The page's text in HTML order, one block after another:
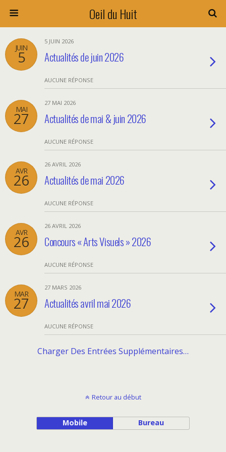
Oeil du Huit
JUIN
5
5 JUIN 2026
Actualités de juin 2026
AUCUNE RÉPONSE
MAI
27
27 MAI 2026
Actualités de mai & juin 2026
AUCUNE RÉPONSE
AVR
26
26 AVRIL 2026
Actualités de mai 2026
AUCUNE RÉPONSE
AVR
26
26 AVRIL 2026
Concours « Arts Visuels » 2026
AUCUNE RÉPONSE
MAR
27
27 MARS 2026
Actualités avril mai 2026
AUCUNE RÉPONSE
Charger Des Entrées Supplémentaires…
Retour au début
Mobile Bureau